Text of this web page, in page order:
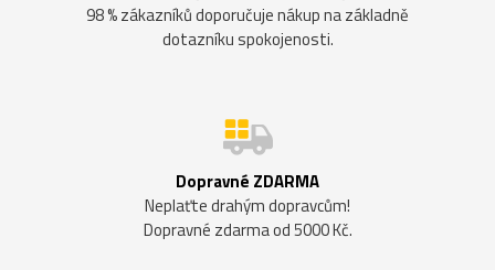
98 % zákazníků doporučuje nákup na základně
dotazníku spokojenosti.
Dopravné ZDARMA
Neplaťte drahým dopravcům!
Dopravné zdarma od 5000 Kč.